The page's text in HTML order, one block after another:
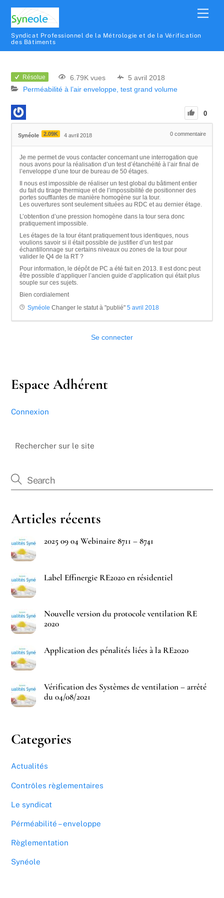
Syndicat Professionnel de la Métrologie et de la Vérification
des Bâtiments
Résolue 6.79K vues
5 avril 2018
Perméabilité à l’air enveloppe, test grand volume
0
Synéole 2.09K 4 avril 2018 0commentaire
Je me permet de vous contacter concernant une interrogation que
nous avons pour la réalisation d’un test d’étanchéité à l’air final de
l’enveloppe d’une tour de bureau de 50 étages.
Il nous est impossible de réaliser un test global du bâtiment entier
du fait du tirage thermique et de l’impossibilité de positionner des
portes soufflantes de manière homogène sur la tour.
Les ouvertures sont seulement situées au RDC et au dernier étage.
L’obtention d’une pression homogène dans la tour sera donc
pratiquement impossible.
Les étages de la tour étant pratiquement tous identiques, nous
voulions savoir si il était possible de justifier d’un test par
échantillonnage sur certains niveaux ou zones de la tour pour
valider le Q4 de la RT ?
Pour information, le dépôt de PC a été fait en 2013. Il est donc peut
être possible d’appliquer l’ancien guide d’application qui était plus
souple sur ces sujets.
Bien cordialement
Synéole Changer le statut à "publié"5 avril 2018
Se connecter
Espace Adhérent
Connexion
Rechercher sur le site
Articles récents
2025 09 04 Webinaire 8711 – 8741
Label Effinergie RE2020 en résidentiel
Nouvelle version du protocole ventilation RE
2020
Application des pénalités liées à la RE2020
Vérification des Systèmes de ventilation – arrêté
du 04/08/2021
Categories
Actualités
Contrôles règlementaires
Le syndicat
Pérméabilité – enveloppe
Règlementation
Synéole